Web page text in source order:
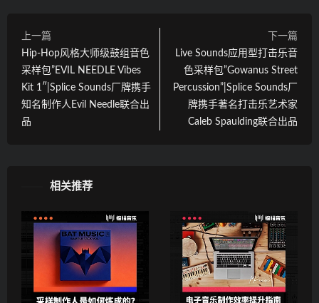
上一篇
Hip-Hop风格大师级鼓组音色
采样包”EVIL NEEDLE Vibes
Kit 1″|Splice Sounds厂牌携手
知名制作人Evil Needle联合出
品
下一篇
Live Sounds应用型打击乐音
色采样包”Gowanus Street
Percussion”|Splice Sounds厂
牌携手著名打击乐艺术家
Caleb Spaulding联合出品
相关推荐